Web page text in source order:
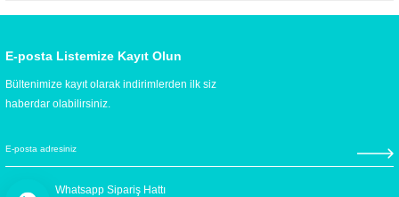
E-posta Listemize Kayıt Olun
Bültenimize kayıt olarak indirimlerden ilk siz
haberdar olabilirsiniz.
Whatsapp Sipariş Hattı